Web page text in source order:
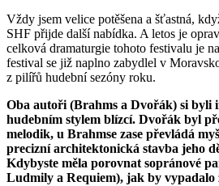
Vždy jsem velice potěšena a šťastná,
SHF přijde další nabídka. A letos je
celková dramaturgie tohoto festivalu je
festival se již naplno zabydlel v
z pilířů hudební sezóny roku.
Oba autoři (Brahms a Dvořák) si byli
hudebním stylem blízcí. Dvořák byl
melodik, u Brahmse zase převládá
precizní architektonická stavba jeho
Kdybyste měla porovnat sopránové
Ludmily a Requiem), jak by vypadalo